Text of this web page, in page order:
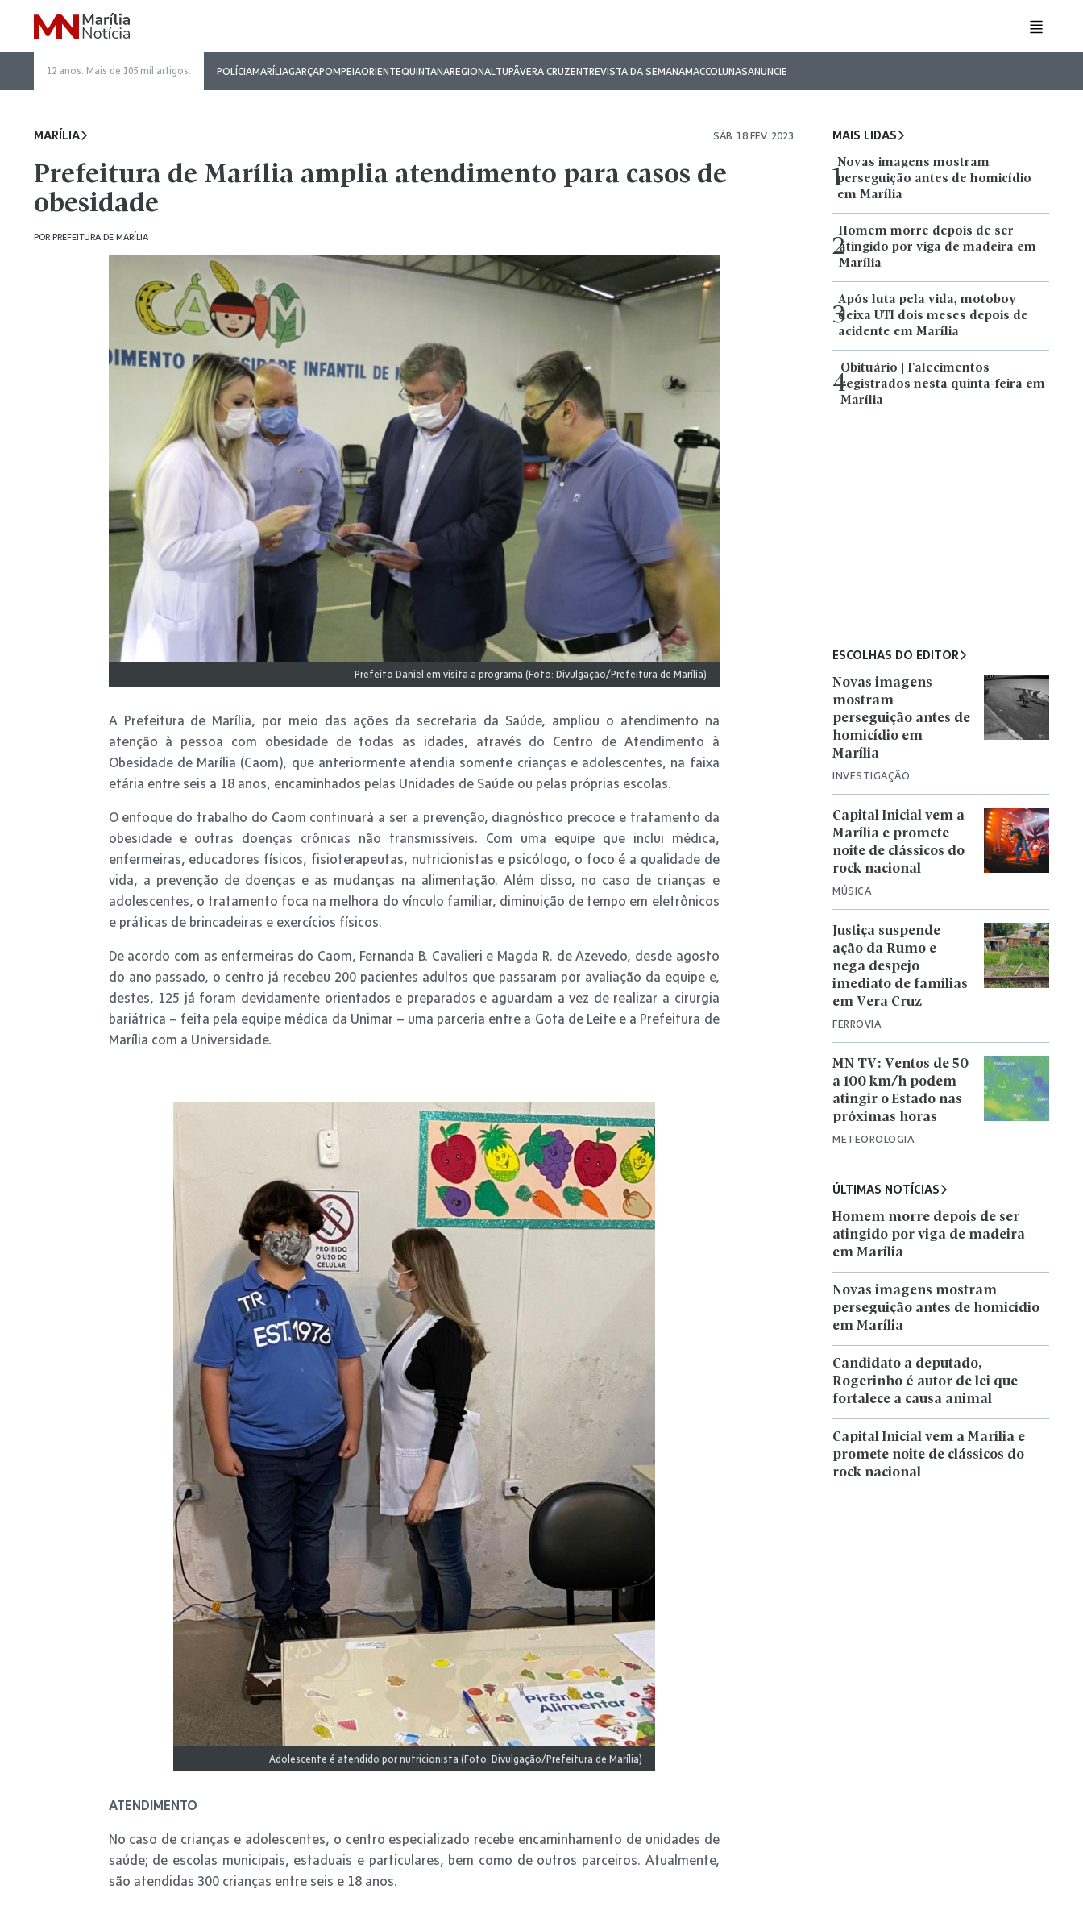
12 anos. Mais de 105 mil artigos. POLÍCIAMARÍLIAGARÇAPOMPEIAORIENTEQUINTANAREGIONALTUPÃVERA CRUZENTREVISTA DA SEMANAMACCOLUNASANUNCIE
MARÍLIA SÁB. 18 FEV. 2023
Prefeitura de Marília amplia atendimento para casos de
obesidade
POR PREFEITURA DE MARÍLIA
Prefeito Daniel em visita a programa (Foto: Divulgação/Prefeitura de Marília)
A Prefeitura de Marília, por meio das ações da secretaria da Saúde, ampliou o atendimento na
atenção à pessoa com obesidade de todas as idades, através do Centro de Atendimento à
Obesidade de Marília (Caom), que anteriormente atendia somente crianças e adolescentes, na faixa
etária entre seis a 18 anos, encaminhados pelas Unidades de Saúde ou pelas próprias escolas.
O enfoque do trabalho do Caom continuará a ser a prevenção, diagnóstico precoce e tratamento da
obesidade e outras doenças crônicas não transmissíveis. Com uma equipe que inclui médica,
enfermeiras, educadores físicos, fisioterapeutas, nutricionistas e psicólogo, o foco é a qualidade de
vida, a prevenção de doenças e as mudanças na alimentação. Além disso, no caso de crianças e
adolescentes, o tratamento foca na melhora do vínculo familiar, diminuição de tempo em eletrônicos
e práticas de brincadeiras e exercícios físicos.
De acordo com as enfermeiras do Caom, Fernanda B. Cavalieri e Magda R. de Azevedo, desde agosto
do ano passado, o centro já recebeu 200 pacientes adultos que passaram por avaliação da equipe e,
destes, 125 já foram devidamente orientados e preparados e aguardam a vez de realizar a cirurgia
bariátrica – feita pela equipe médica da Unimar – uma parceria entre a Gota de Leite e a Prefeitura de
Marília com a Universidade.
Adolescente é atendido por nutricionista (Foto: Divulgação/Prefeitura de Marília)
ATENDIMENTO
No caso de crianças e adolescentes, o centro especializado recebe encaminhamento de unidades de
saúde; de escolas municipais, estaduais e particulares, bem como de outros parceiros. Atualmente,
são atendidas 300 crianças entre seis e 18 anos.
MAIS LIDAS
1
Novas imagens mostram
perseguição antes de homicídio
em Marília
2
Homem morre depois de ser
atingido por viga de madeira em
Marília
3
Após luta pela vida, motoboy
deixa UTI dois meses depois de
acidente em Marília
4
Obituário | Falecimentos
registrados nesta quinta-feira em
Marília
ESCOLHAS DO EDITOR
INVESTIGAÇÃO
Novas imagens
mostram
perseguição antes de
homicídio em
Marília
MÚSICA
Capital Inicial vem a
Marília e promete
noite de clássicos do
rock nacional
FERROVIA
Justiça suspende
ação da Rumo e
nega despejo
imediato de famílias
em Vera Cruz
METEOROLOGIA
MN TV: Ventos de 50
a 100 km/h podem
atingir o Estado nas
próximas horas
ÚLTIMAS NOTÍCIAS
Homem morre depois de ser
atingido por viga de madeira
em Marília
Novas imagens mostram
perseguição antes de homicídio
em Marília
Candidato a deputado,
Rogerinho é autor de lei que
fortalece a causa animal
Capital Inicial vem a Marília e
promete noite de clássicos do
rock nacional